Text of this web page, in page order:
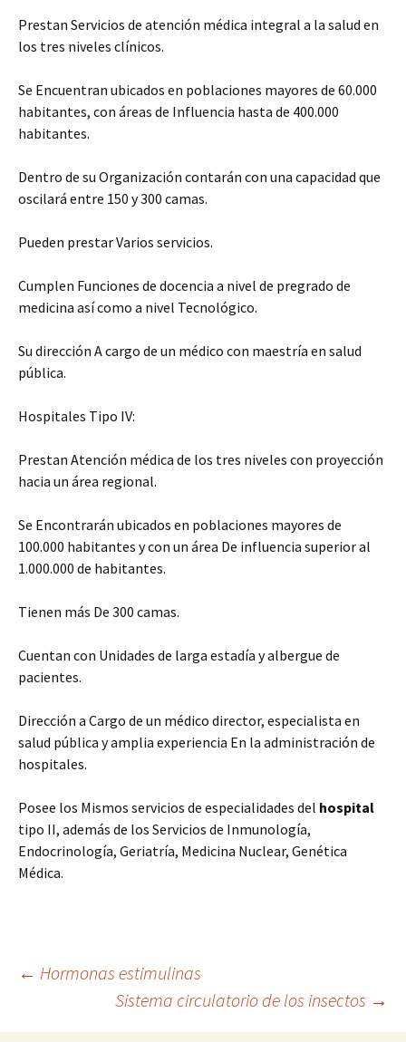
Prestan Servicios de atención médica integral a la salud en
los tres niveles clínicos.
Se Encuentran ubicados en poblaciones mayores de 60.000
habitantes, con áreas de Influencia hasta de 400.000
habitantes.
Dentro de su Organización contarán con una capacidad que
oscilará entre 150 y 300 camas.
Pueden prestar Varios servicios.
Cumplen Funciones de docencia a nivel de pregrado de
medicina así como a nivel Tecnológico.
Su dirección A cargo de un médico con maestría en salud
pública.
Hospitales Tipo IV:
Prestan Atención médica de los tres niveles con proyección
hacia un área regional.
Se Encontrarán ubicados en poblaciones mayores de
100.000 habitantes y con un área De influencia superior al
1.000.000 de habitantes.
Tienen más De 300 camas.
Cuentan con Unidades de larga estadía y albergue de
pacientes.
Dirección a Cargo de un médico director, especialista en
salud pública y amplia experiencia En la administración de
hospitales.
Posee los Mismos servicios de especialidades del hospital
tipo II, además de los Servicios de Inmunología,
Endocrinología, Geriatría, Medicina Nuclear, Genética
Médica.
Navegación
← Hormonas estimulinas
Sistema circulatorio de los insectos →